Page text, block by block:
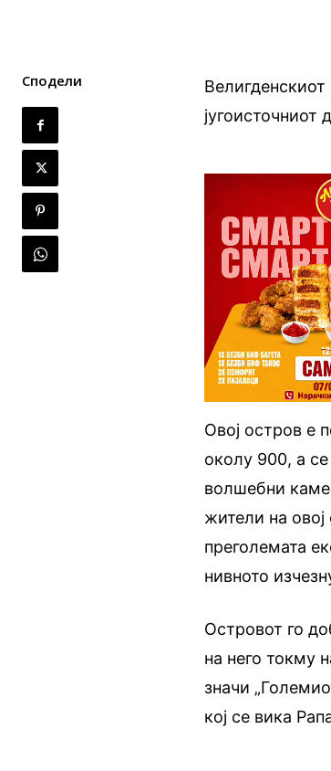
Сподели
Велигденскиот
југоисточниот
Овој остров е
околу 900, а
волшебни
жители на
преголемата
нивното
Островот го
на него токму
значи
кој се вика